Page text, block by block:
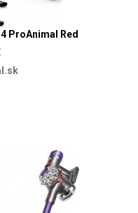
ProAnimal Red